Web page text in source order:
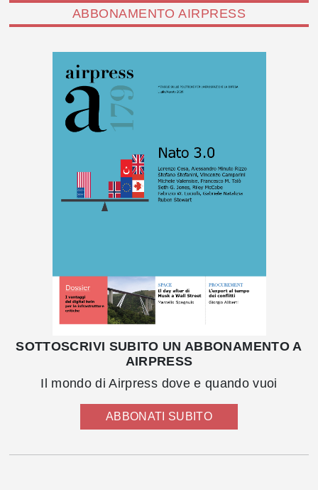
ABBONAMENTO AIRPRESS
SOTTOSCRIVI SUBITO UN ABBONAMENTO A
AIRPRESS
Il mondo di Airpress dove e quando vuoi
ABBONATI SUBITO